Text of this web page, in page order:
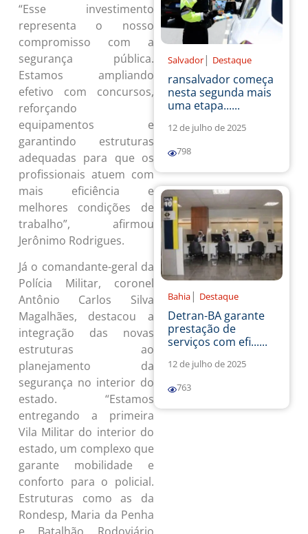
“Esse investimento
representa o nosso
compromisso com a
segurança pública.
Estamos ampliando
efetivo com concursos,
reforçando
equipamentos e
garantindo estruturas
adequadas para que os
profissionais atuem com
mais eficiência e
melhores condições de
trabalho”, afirmou
Jerônimo Rodrigues.
Já o comandante-geral da
Polícia Militar, coronel
Antônio Carlos Silva
Magalhães, destacou a
integração das novas
estruturas ao
planejamento da
segurança no interior do
estado. “Estamos
entregando a primeira
Vila Militar do interior do
estado, um complexo que
garante mobilidade e
conforto para o policial.
Estruturas como as da
Rondesp, Maria da Penha
Salvador | Destaque
ransalvador começa
nesta segunda mais
uma etapa......
12 de julho de 2025
798
Bahia | Destaque
Detran-BA garante
prestação de
serviços com efi......
12 de julho de 2025
763